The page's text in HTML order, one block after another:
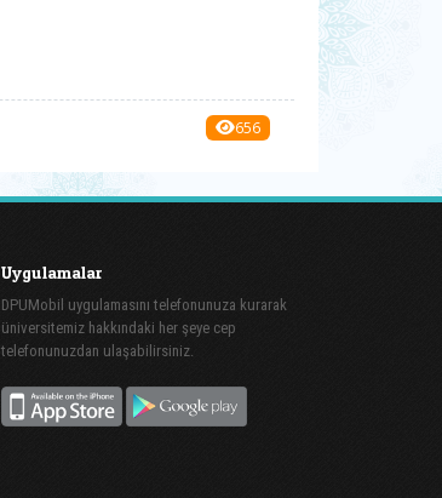
656
Uygulamalar
DPUMobil uygulamasını telefonunuza kurarak
üniversitemiz hakkındaki her şeye cep
telefonunuzdan ulaşabilirsiniz.